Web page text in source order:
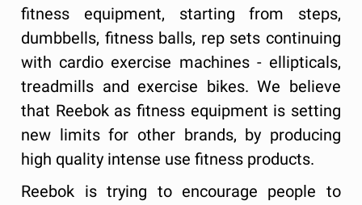
fitness equipment, starting from steps,
dumbbells, fitness balls, rep sets continuing
with cardio exercise machines - ellipticals,
treadmills and exercise bikes. We believe
that Reebok as fitness equipment is setting
new limits for other brands, by producing
high quality intense use fitness products.
Reebok is trying to encourage people to